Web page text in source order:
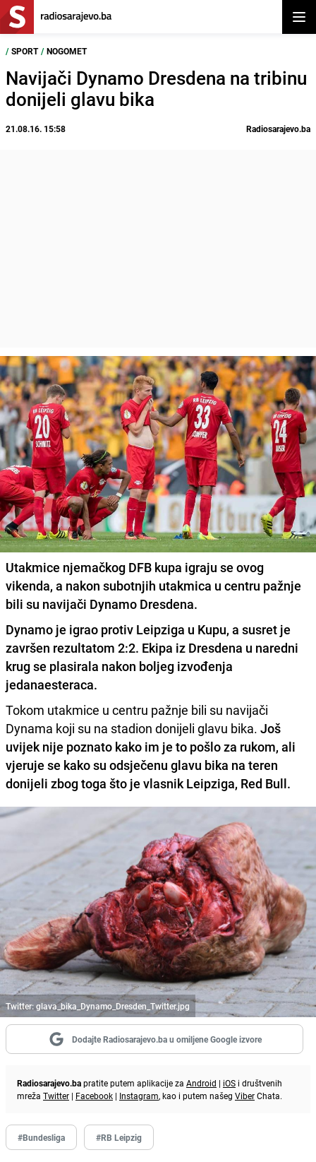
/ SPORT / NOGOMET
Navijači Dynamo Dresdena na tribinu
donijeli glavu bika
21.08.16. 15:58 Radiosarajevo.ba
Utakmice njemačkog DFB kupa igraju se ovog
vikenda, a nakon subotnjih utakmica u centru pažnje
bili su navijači Dynamo Dresdena.
Dynamo je igrao protiv Leipziga u Kupu, a susret je
završen rezultatom 2:2. Ekipa iz Dresdena u naredni
krug se plasirala nakon boljeg izvođenja
jedanaesteraca.
Tokom utakmice u centru pažnje bili su navijači
Dynama koji su na stadion donijeli glavu bika. Još
uvijek nije poznato kako im je to pošlo za rukom, ali
vjeruje se kako su odsječenu glavu bika na teren
donijeli zbog toga što je vlasnik Leipziga, Red Bull.
Twitter: glava_bika_Dynamo_Dresden_Twitter.jpg
Dodajte Radiosarajevo.ba u omiljene Google izvore
Radiosarajevo.bapratite putem aplikacije za Android | iOS i društvenih
mreža Twitter | Facebook | Instagram, kao i putem našeg ViberChata.
#Bundesliga #RB Leipzig